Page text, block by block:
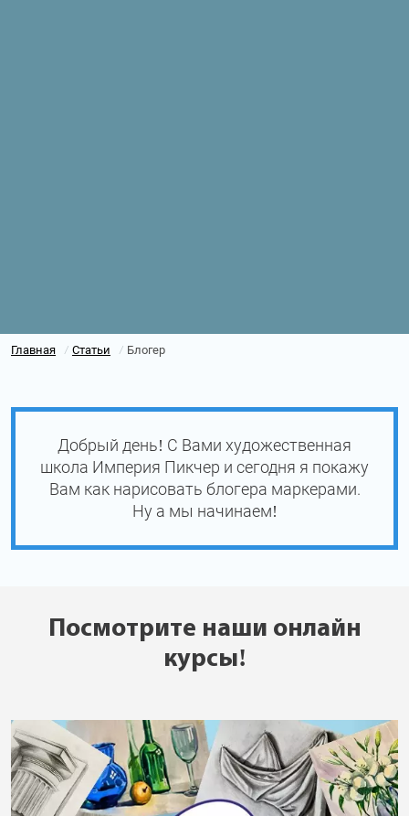
Главная / Статьи / Блогер
Добрый день! С Вами художественная
школа Империя Пикчер и сегодня я покажу
Вам как нарисовать блогера маркерами.
Ну а мы начинаем!
Посмотрите наши онлайн
курсы!